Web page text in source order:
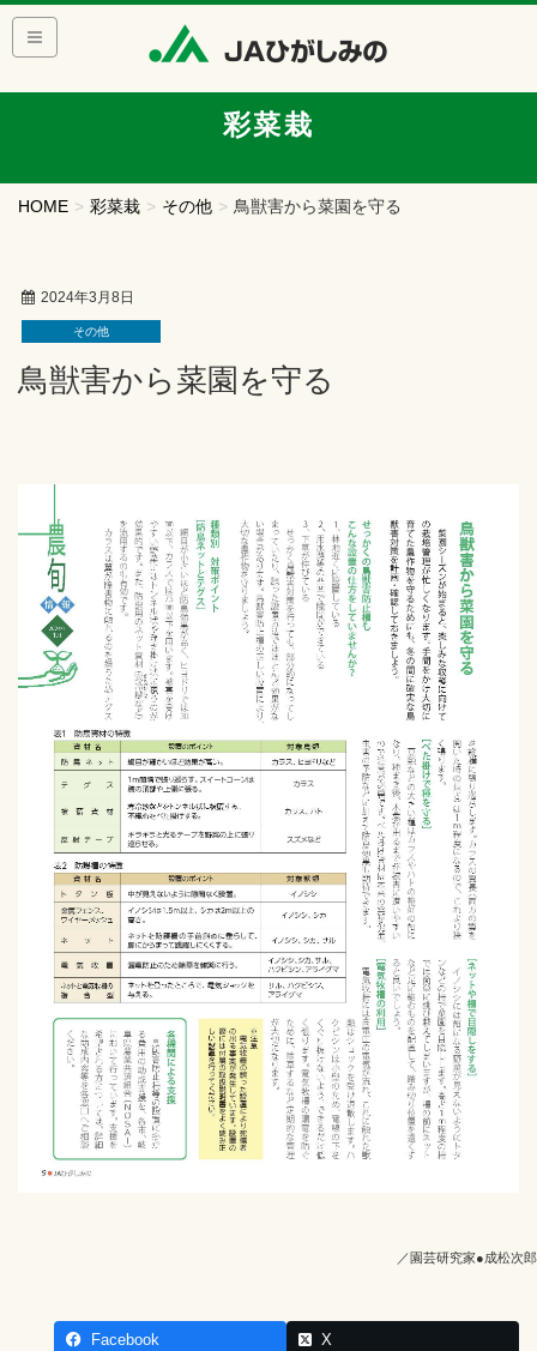
彩菜栽
HOME 彩菜栽 その他 鳥獣害から菜園を守る
2024年3月8日
その他
鳥獣害から菜園を守る
／園芸研究家●成松次郎
Facebook X